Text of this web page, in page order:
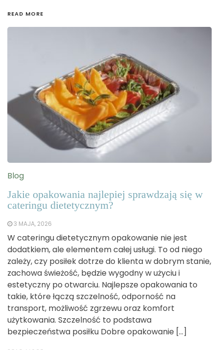
READ MORE
Blog
Jakie opakowania najlepiej sprawdzają się w
cateringu dietetycznym?
3 MAJA, 2026
W cateringu dietetycznym opakowanie nie jest
dodatkiem, ale elementem całej usługi. To od niego
zależy, czy posiłek dotrze do klienta w dobrym stanie,
zachowa świeżość, będzie wygodny w użyciu i
estetyczny po otwarciu. Najlepsze opakowania to
takie, które łączą szczelność, odporność na
transport, możliwość zgrzewu oraz komfort
użytkowania. Szczelność to podstawa
bezpieczeństwa posiłku Dobre opakowanie […]